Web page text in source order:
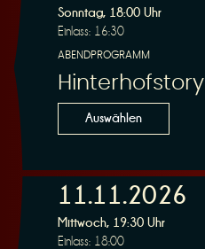
Sonntag, 18:00 Uhr
Einlass: 16:30
ABENDPROGRAMM
Hinterhofstory
Auswählen
11.11.2026
Mittwoch, 19:30 Uhr
Einlass: 18:00